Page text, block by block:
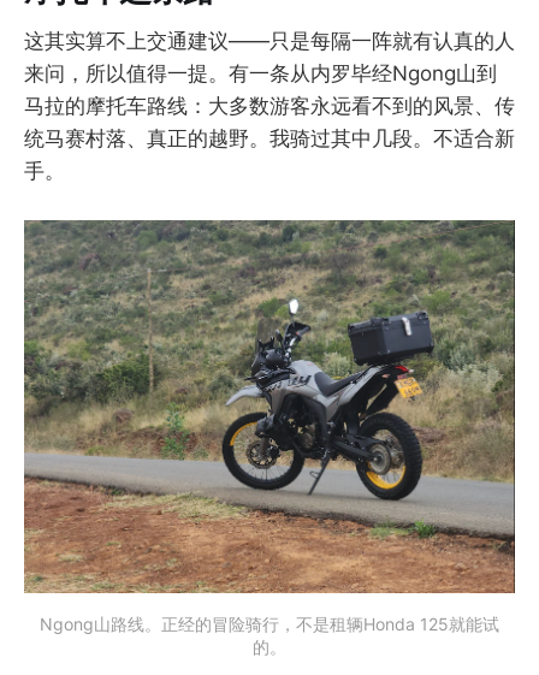
这其实算不上交通建议——只是每隔一阵就有认真的人
来问，所以值得一提。有一条从内罗毕经Ngong山到
马拉的摩托车路线：大多数游客永远看不到的风景、传
统马赛村落、真正的越野。我骑过其中几段。不适合新
手。
Ngong山路线。正经的冒险骑行，不是租辆Honda 125就能试
的。